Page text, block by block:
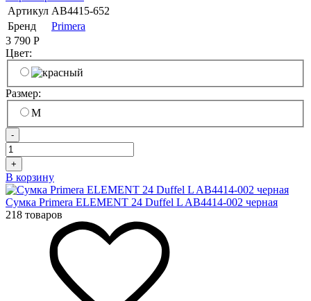
Артикул AB4415-652
Бренд
Primera
3 790 Р
Цвет:
Размер:
M
-
+
В корзину
Сумка Primera ELEMENT 24 Duffel L AB4414-002 черная
218 товаров